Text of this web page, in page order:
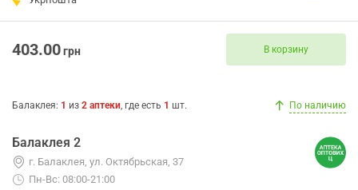
403.00грн В корзину
Балаклея: 1 из 2 аптеки, где есть 1 шт. По наличию
Балаклея 2
г. Балаклея, ул. Октябрьская, 37
Пн-Вс: 08:00-21:00